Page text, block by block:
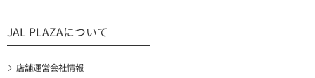
JAL PLAZAについて
店舗運営会社情報